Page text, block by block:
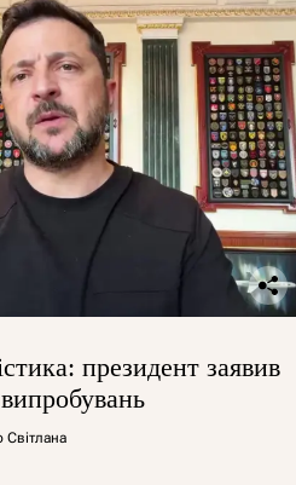
президент заявив